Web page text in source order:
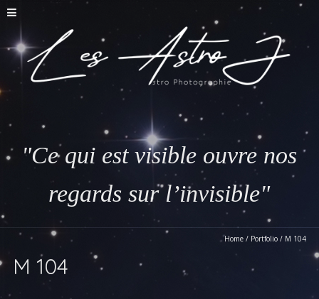
"Ce qui est visible ouvre nos
regards sur l’invisible"
Home / Portfolio / M 104
M 104